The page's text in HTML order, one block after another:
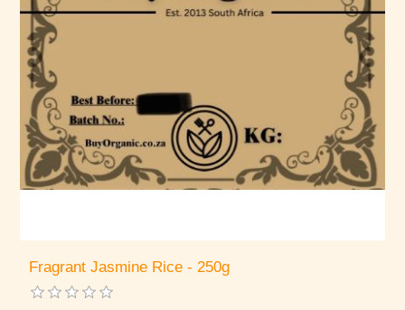
Fragrant Jasmine Rice - 250g